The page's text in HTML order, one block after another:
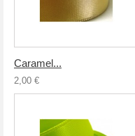
Caramel...
2,00 €